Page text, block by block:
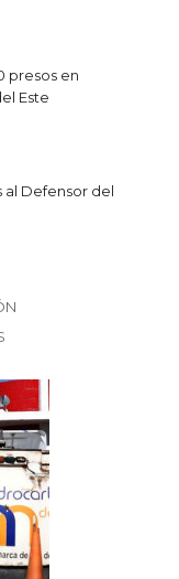
presos en
Este
al Defensor del